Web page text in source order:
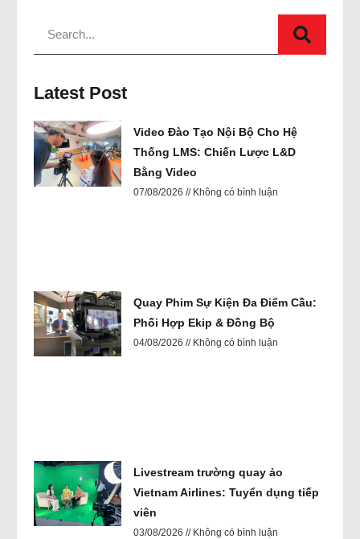
Latest Post
Video Đào Tạo Nội Bộ Cho Hệ
Thống LMS: Chiến Lược L&D
Bằng Video
07/08/2026 Không có bình luận
Quay Phim Sự Kiện Đa Điểm Cầu:
Phối Hợp Ekip & Đồng Bộ
04/08/2026 Không có bình luận
Livestream trường quay ảo
Vietnam Airlines: Tuyển dụng tiếp
viên
03/08/2026 Không có bình luận